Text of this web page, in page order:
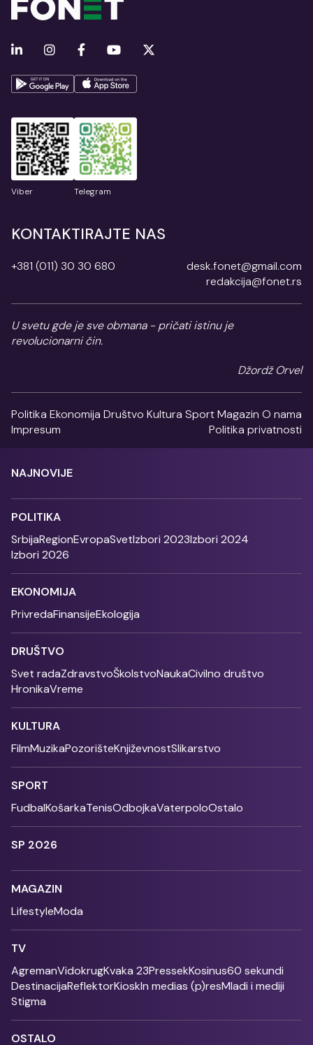
Viber Telegram
KONTAKTIRAJTE NAS
+381 (011) 30 30 680
desk.fonet@gmail.com
redakcija@fonet.rs
U svetu gde je sve obmana - pričati istinu je
revolucionarni čin.
Džordž Orvel
Politika Ekonomija Društvo Kultura SportMagazin O nama
Impresum
Politika privatnosti
NAJNOVIJE
POLITIKA
SrbijaRegionEvropaSvetIzbori 2023Izbori 2024
Izbori 2026
EKONOMIJA
PrivredaFinansijeEkologija
DRUŠTVO
Svet radaZdravstvoŠkolstvoNaukaCivilno društvo
HronikaVreme
KULTURA
FilmMuzikaPozorišteKnjiževnostSlikarstvo
SPORT
FudbalKošarkaTenisOdbojkaVaterpoloOstalo
SP 2026
MAGAZIN
LifestyleModa
TV
AgremanVidokrugKvaka 23PressekKosinus60 sekundi
DestinacijaReflektorKioskIn medias (p)resMladi i mediji
Stigma
OSTALO